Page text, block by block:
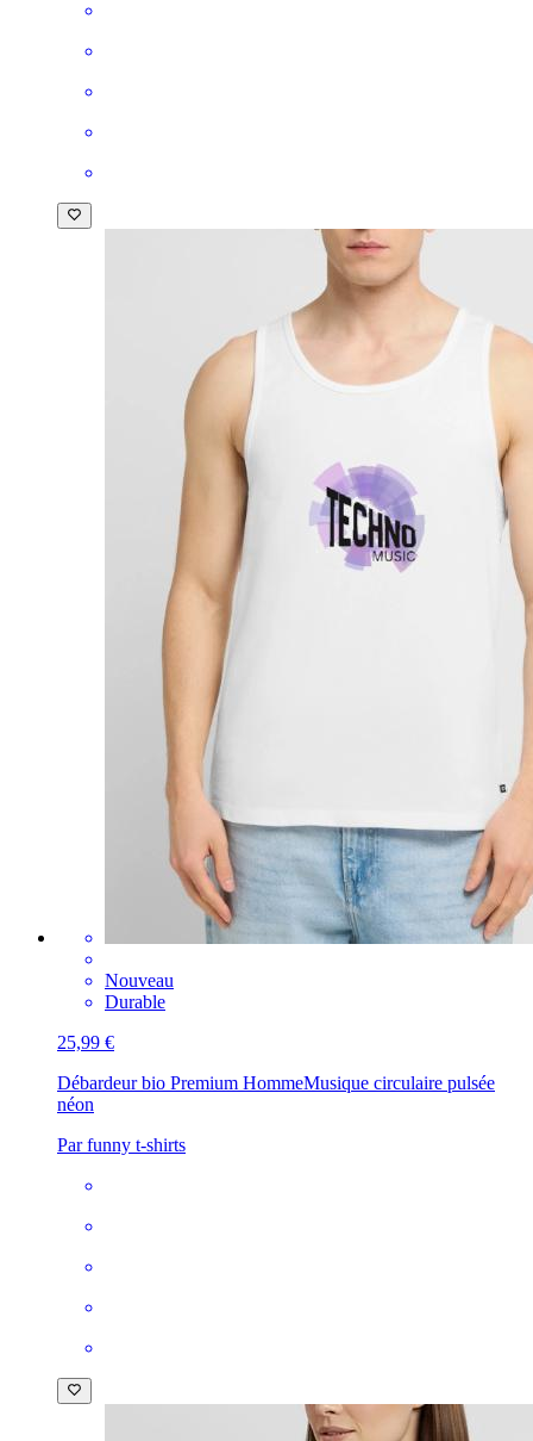
Nouveau
Durable
25,99 €
Débardeur bio Premium HommeMusique circulaire pulsée
néon
Par funny t-shirts